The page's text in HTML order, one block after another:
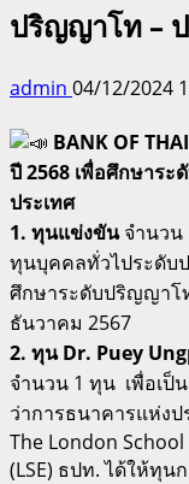
ปริญญาโท –
admin 04/12/2024
BANK OF
ปี 2568 เพื่อศึกษาร
ประเทศ
1. ทุนแข่งขันจำนวน
ทุนบุคคลทั่วไประดับ
ศึกษาระดับปริญญาโ
ธันวาคม 2567
2. ทุน Dr. Puey
จำนวน 1 ทุน เพื่อเ
ว่าการธนาคารแห่งป
The London
(LSE) ธปท. ได้ให้ทุน